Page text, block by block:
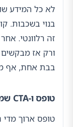
לא כל המידע
בנוי בשכבות.
זה רלוונטי.
ורק אז
בבת אחת, אף
טופס ו-CTA שמפחיתים חיכוך
טופס ארוך